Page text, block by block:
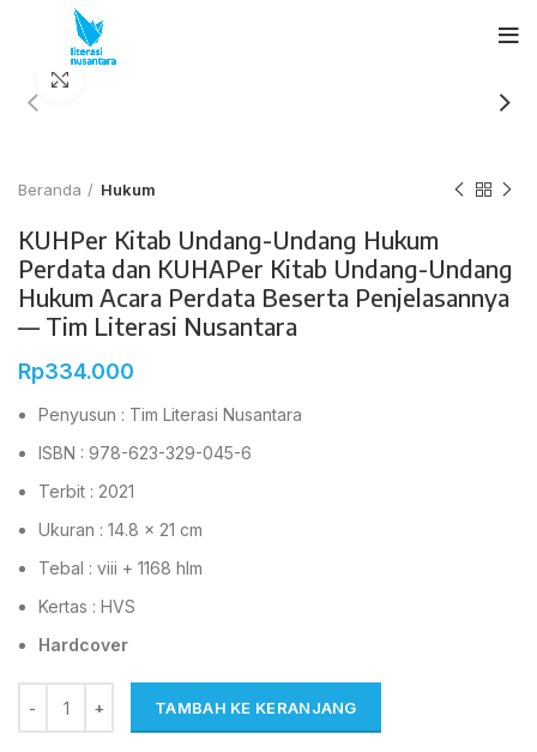
Beranda Hukum
KUHPer Kitab Undang-Undang Hukum
Perdata dan KUHAPer Kitab Undang-Undang
Hukum Acara Perdata Beserta Penjelasannya
— Tim Literasi Nusantara
Rp334.000
Penyusun : Tim Literasi Nusantara
ISBN : 978-623-329-045-6
Terbit : 2021
Ukuran : 14.8 x 21 cm
Tebal : viii + 1168 hlm
Kertas : HVS
Hardcover
TAMBAH KE KERANJANG